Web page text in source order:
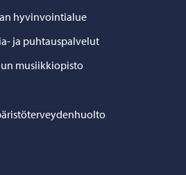
hyvinvointialue
ja puhtauspalvelut
musiikkiopisto